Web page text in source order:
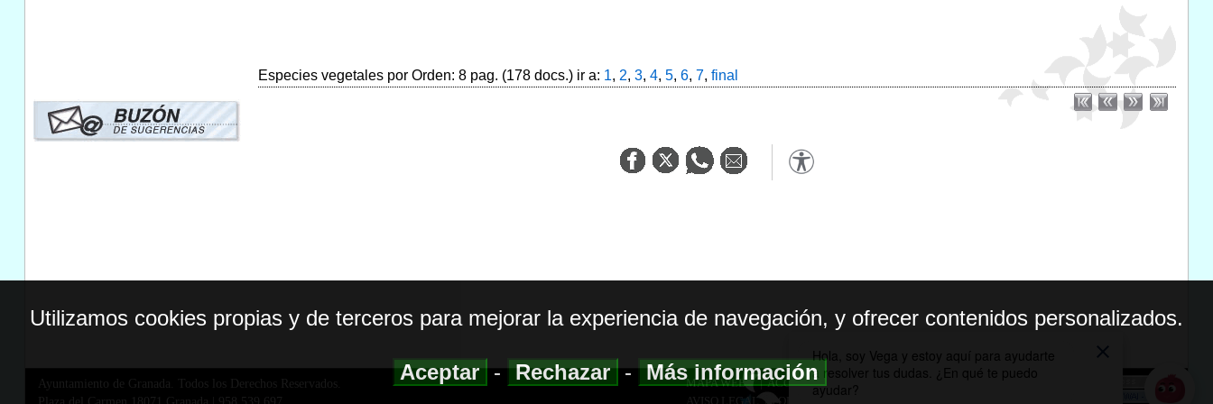
Especies vegetales por Orden: 8 pag. (178 docs.) ir a: 1, 2, 3, 4, 5, 6, 7, final
Ayuntamiento de Granada. Todos los Derechos Reservados.
MAPA WEB|ACCESIBILIDAD
AVISO LEGAL| POLITICA DE PRIVACIDAD
Utilizamos cookies propias y de terceros para mejorar la experiencia de navegación, y ofrecer contenidos personalizados.
Aceptar-Rechazar-Más información